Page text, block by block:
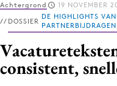
Log in
Volg het laatste
Achtergrond 19 NOVEMBER
DOSSIER
DE HIGHLIGHTS
consistent,